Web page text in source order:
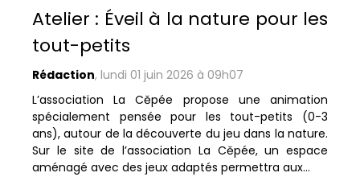
Atelier : Éveil à la nature pour les
tout-petits
Rédaction, lundi 01 juin 2026 à 09h07
L’association La Cěpée propose une animation
spécialement pensée pour les tout-petits (0-3
ans), autour de la découverte du jeu dans la nature.
Sur le site de l’association La Cěpée, un espace
aménagé avec des jeux adaptés permettra aux...